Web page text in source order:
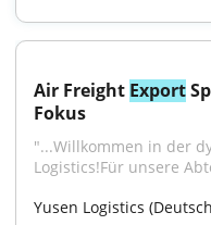
Air Freight Export
Fokus
"...Willkommen in der
Logistics!Für unsere
Yusen Logistics